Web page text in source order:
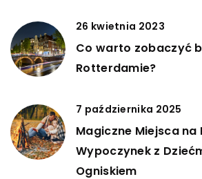
26 kwietnia 2023
Co warto zobaczyć
Rotterdamie?
7 października 2025
Magiczne Miejsca na
Wypoczynek z
Ogniskiem